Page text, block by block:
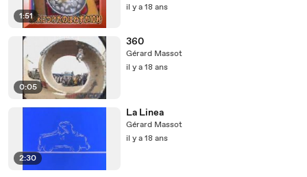
1:51
il y a 18 ans
0:05
360
Gérard Massot
il y a 18 ans
2:30
La Linea
Gérard Massot
il y a 18 ans